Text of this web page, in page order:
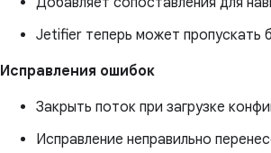
Jetifier теперь может пропускать
Исправления ошибок
Закрыть поток при загрузке
Исправление неправильно